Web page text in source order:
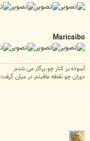
Maricaibo
آسوده بر کنار چو پرگار می شدم
دوران چو نقطه عاقبتم در میان گرفت